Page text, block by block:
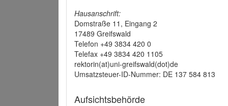
Hausanschrift:
Domstraße 11, Eingang 2
17489 Greifswald
Telefon +49 3834 420 0
Telefax +49 3834 420 1105
rektorin(at)uni-greifswald(dot)de
Umsatzsteuer-ID-Nummer: DE 137 584 813
Aufsichtsbehörde